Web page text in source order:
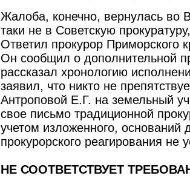
Жалоба, конечно, вернулась во
таки не в Советскую
Ответил прокурор Приморского
Он сообщил о дополнительной
рассказал хронологию
заявил, что никто не
Антроповой Е.Г. на земельный
свое письмо традиционной
учетом изложенного, оснований
прокурорского реагирования не
НЕ СООТВЕТСТВУЕТ